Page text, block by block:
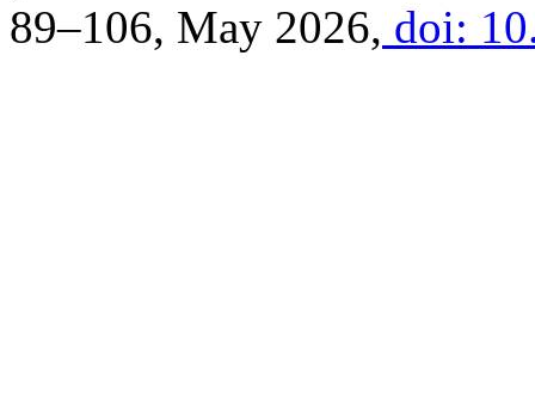
89–106, May 2026, doi: